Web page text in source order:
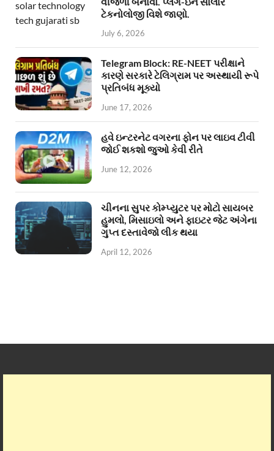
ટેકનોલોજી વિશે જાણો.
July 6, 2026
Telegram Block: RE-NEET પરીક્ષાને
કારણે સરકારે ટેલિગ્રામ પર અસ્થાયી રૂપે
પ્રતિબંધ મૂક્યો
June 17, 2026
હવે ઇન્ટરનેટ વગરના ફોન પર લાઇવ ટીવી
જોઈ શકશો જુઓ કેવી રીતે
June 12, 2026
ચીનના સુપર કોમ્પ્યુટર પર મોટો સાયબર
હુમલો, મિસાઇલો અને ફાઇટર જેટ અંગેના
ગુપ્ત દસ્તાવેજો લીક થયા
April 12, 2026